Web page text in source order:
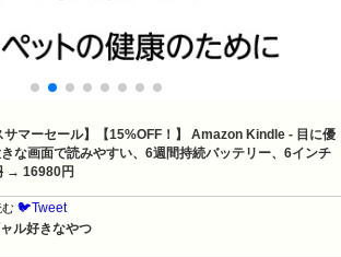
マーセール】【15%OFF！】 Amazon Kindle - 目に優
な画面で読みやすい、6週間持続バッテリー、6インチ
→ 16980円
む 🐦Tweet
ル好きなやつ